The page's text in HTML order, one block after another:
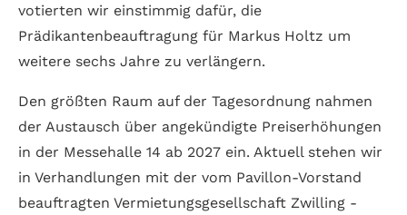
votierten wir einstimmig dafür, die
Prädikantenbeauftragung für Markus Holtz um
weitere sechs Jahre zu verlängern.
Den größten Raum auf der Tagesordnung nahmen
der Austausch über angekündigte Preiserhöhungen
in der Messehalle 14 ab 2027 ein. Aktuell stehen wir
in Verhandlungen mit der vom Pavillon-Vorstand
beauftragten Vermietungsgesellschaft Zwilling -